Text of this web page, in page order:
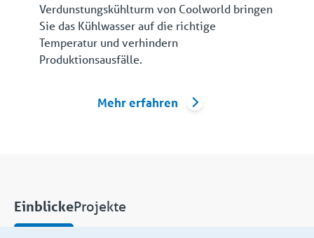
Verdunstungskühlturm von Coolworld bringen
Sie das Kühlwasser auf die richtige
Temperatur und verhindern
Produktionsausfälle.
Mehr erfahren
EinblickeProjekte